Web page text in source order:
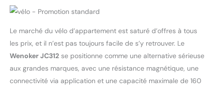
Le marché du vélo d’appartement est saturé d’offres à tous
les prix, et il n’est pas toujours facile de s’y retrouver. Le
Wenoker JC312 se positionne comme une alternative sérieuse
aux grandes marques, avec une résistance magnétique, une
connectivité via application et une capacité maximale de 160